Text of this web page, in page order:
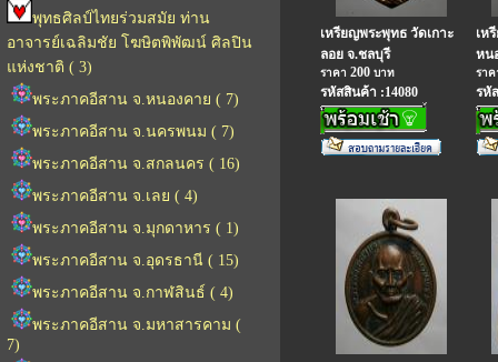
พุทธศิลป์ไทยร่วมสมัย ท่าน
อาจารย์เฉลิมชัย โฆษิตพิพัฒน์ ศิลปิน
แห่งชาติ ( 3)
พระภาคอีสาน จ.หนองคาย ( 7)
พระภาคอีสาน จ.นครพนม ( 7)
พระภาคอีสาน จ.สกลนคร ( 16)
พระภาคอีสาน จ.เลย ( 4)
พระภาคอีสาน จ.มุกดาหาร ( 1)
พระภาคอีสาน จ.อุดรธานี ( 15)
พระภาคอีสาน จ.กาฬสินธ์ ( 4)
พระภาคอีสาน จ.มหาสารคาม (
7)
เหรียญพระพุทธ วัดเกาะ
ลอย จ.ชลบุรี
ราคา 200 บาท
รหัสสินค้า :14080
เห
หน
รา
รหั